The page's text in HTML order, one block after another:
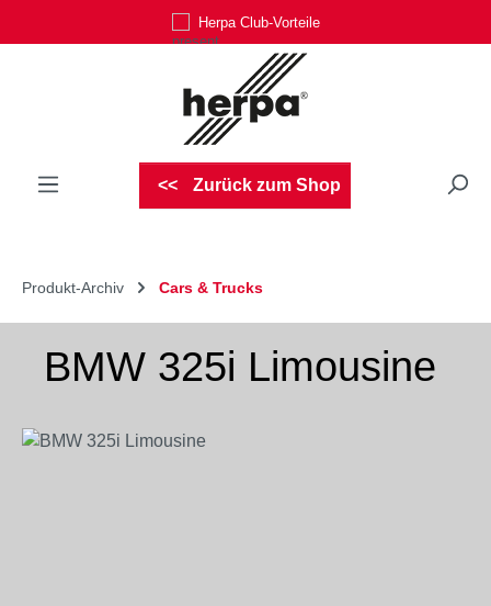
Zum Hauptinhalt springenHerpa Club-Vorteile
Zurück zum Shop
Produkt-Archiv Cars & Trucks
BMW 325i Limousine
Bildergalerie überspringen